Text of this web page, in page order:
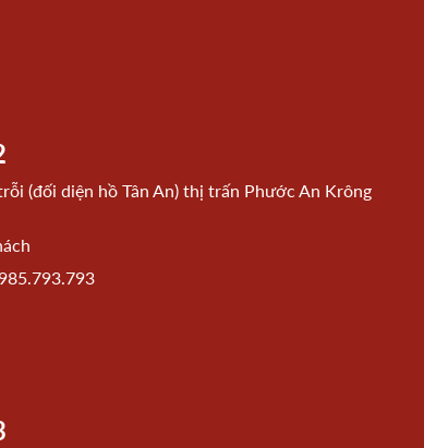
(đối diện hồ Tân An) thị trấn Phước An Krông